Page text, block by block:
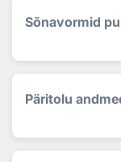
Sõnavormid
Päritolu